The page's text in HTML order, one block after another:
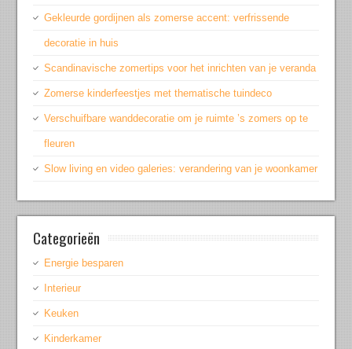
Gekleurde gordijnen als zomerse accent: verfrissende
decoratie in huis
Scandinavische zomertips voor het inrichten van je veranda
Zomerse kinderfeestjes met thematische tuindeco
Verschuifbare wanddecoratie om je ruimte ’s zomers op te
fleuren
Slow living en video galeries: verandering van je woonkamer
Categorieën
Energie besparen
Interieur
Keuken
Kinderkamer